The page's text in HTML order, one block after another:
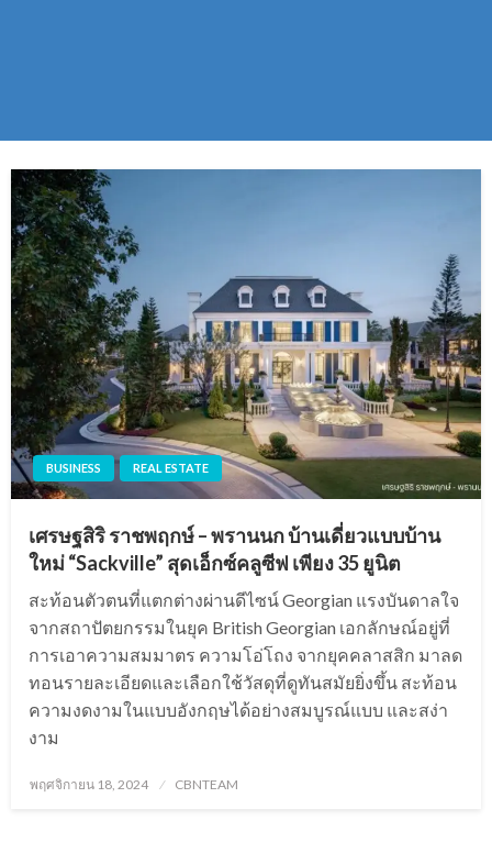
BUSINESS REAL ESTATE
เศรษฐสิริ ราชพฤกษ์ – พรานนก บ้านเดี่ยวแบบบ้าน
ใหม่ “Sackville” สุดเอ็กซ์คลูซีฟ เพียง 35 ยูนิต
สะท้อนตัวตนที่แตกต่างผ่านดีไซน์ Georgian แรงบันดาลใจ
จากสถาปัตยกรรมในยุค British Georgian เอกลักษณ์อยู่ที่
การเอาความสมมาตร ความโอ่โถง​ จากยุคคลาสสิก มาลด
ทอนรายละเอียด​​และเลือกใช้วัสดุที่ดูทันสมัยยิ่ง​ขึ้น สะท้อน
ความงดงามในแบบอังกฤษได้อย่างสมบูรณ์แบบ​ และสง่า
งาม
Posted
พฤศจิกายน 18, 2024 CBNTEAM